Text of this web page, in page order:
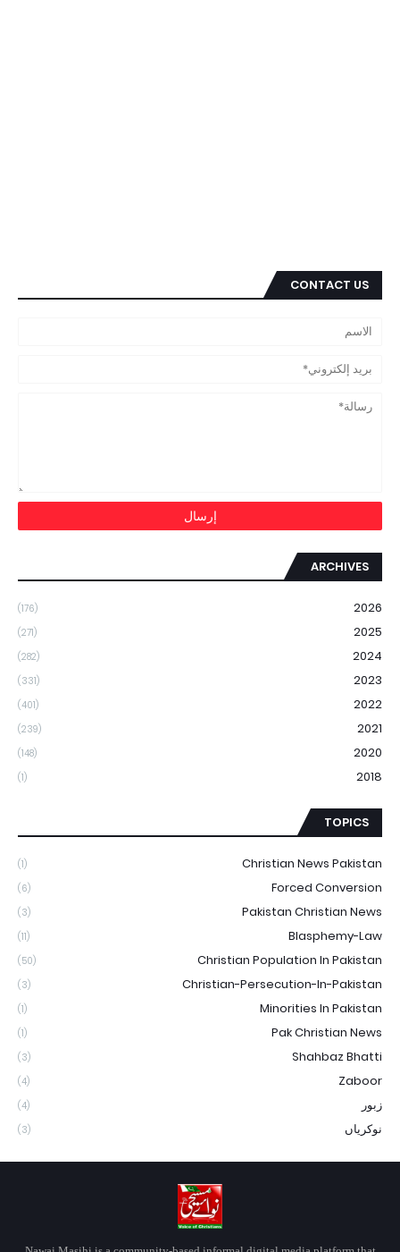
CONTACT US
ARCHIVES
2026
(176)
2025
(271)
2024
(282)
2023
(331)
2022
(401)
2021
(239)
2020
(148)
2018
(1)
TOPICS
Christian News Pakistan
(1)
Forced Conversion
(6)
Pakistan Christian News
(3)
Blasphemy-Law
(11)
Christian Population In Pakistan
(50)
Christian-Persecution-In-Pakistan
(3)
Minorities In Pakistan
(1)
Pak Christian News
(1)
Shahbaz Bhatti
(3)
Zaboor
(4)
زبور (4)
نوکریاں (3)